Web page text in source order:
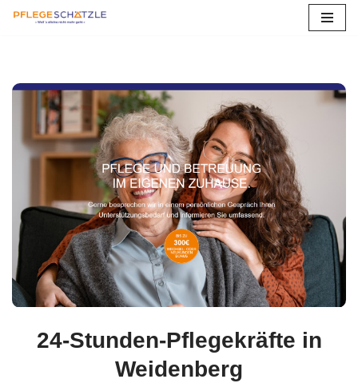
springen
24-Stunden-Pflegekräfte in
Weidenberg